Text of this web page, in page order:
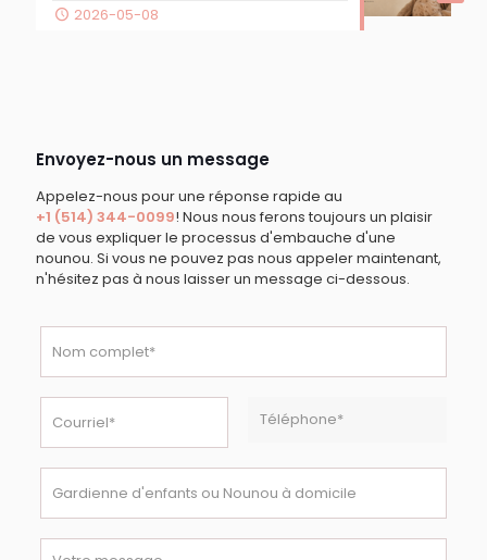
2026-05-08
Envoyez-nous un message
Appelez-nous pour une réponse rapide au
+1 (514) 344-0099! Nous nous ferons toujours un plaisir
de vous expliquer le processus d'embauche d'une
nounou. Si vous ne pouvez pas nous appeler maintenant,
n'hésitez pas à nous laisser un message ci-dessous.